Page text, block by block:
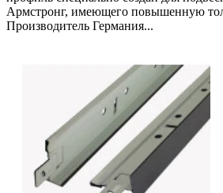
Армстронг, имеющего повышенную
Производитель Германия...